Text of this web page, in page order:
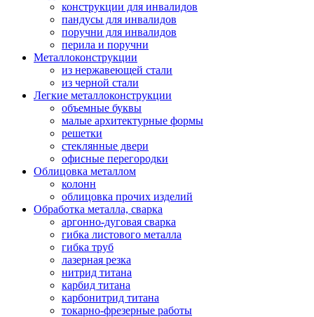
конструкции для инвалидов
пандусы для инвалидов
поручни для инвалидов
перила и поручни
Металлоконструкции
из нержавеющей стали
из черной стали
Легкие металлоконструкции
объемные буквы
малые архитектурные формы
решетки
стеклянные двери
офисные перегородки
Облицовка металлом
колонн
облицовка прочих изделий
Обработка металла, сварка
аргонно-дуговая сварка
гибка листового металла
гибка труб
лазерная резка
нитрид титана
карбид титана
карбонитрид титана
токарно-фрезерные работы